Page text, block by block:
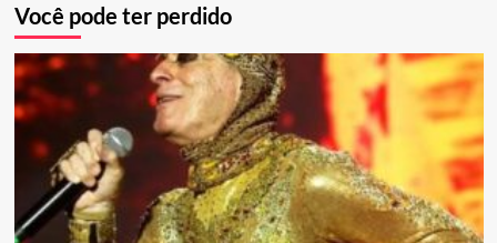
Você pode ter perdido